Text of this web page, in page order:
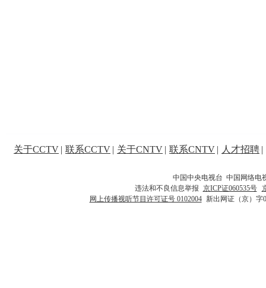
关于CCTV | 联系CCTV | 关于CNTV | 联系CNTV | 人才招聘 |
中国中央电视台 中国网络电
违法和不良信息举报 京ICP证060535号
网上传播视听节目许可证号 0102004 新出网证（京）